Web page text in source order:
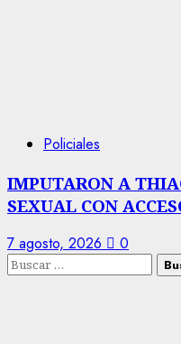
Policiales
IMPUTARON A
SEXUAL CON
7 agosto, 2026
0
Buscar: